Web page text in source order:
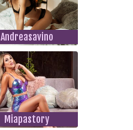
Andreasavino
Miapastory